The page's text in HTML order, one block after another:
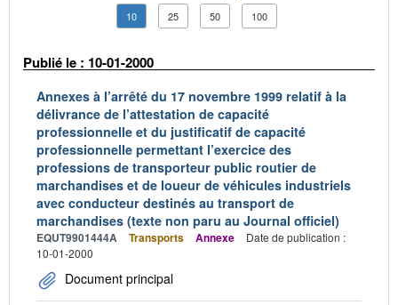
10 25 50 100
Publié le : 10-01-2000
Annexes à l’arrêté du 17 novembre 1999 relatif à la
délivrance de l’attestation de capacité
professionnelle et du justificatif de capacité
professionnelle permettant l’exercice des
professions de transporteur public routier de
marchandises et de loueur de véhicules industriels
avec conducteur destinés au transport de
marchandises (texte non paru au Journal officiel)
EQUT9901444A Transports Annexe
Date de publication :
10-01-2000
Document principal